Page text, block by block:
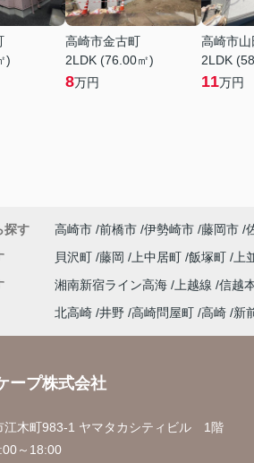
)
高崎市金古町
2LDK (76.00㎡)
8万円
高崎市山
2LDK
11万円
探す 高崎市 前橋市 伊勢崎市 藤岡市
貝沢町 藤岡 上中居町 飯塚町 上
湘南新宿ライン高海 上越線 信越
北高崎 井野 高崎問屋町 高崎 新
ープ株式会社
江木町983-1 ヤマタカシティビル 1階
～18:00